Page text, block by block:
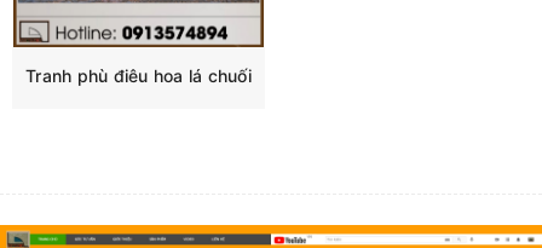
Tranh phù điêu hoa lá chuối